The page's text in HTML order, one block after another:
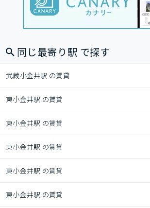
同じ最寄り駅 で探す
武蔵小金井駅 の賃貸
東小金井駅 の賃貸
東小金井駅 の賃貸
東小金井駅 の賃貸
東小金井駅 の賃貸
東小金井駅 の賃貸